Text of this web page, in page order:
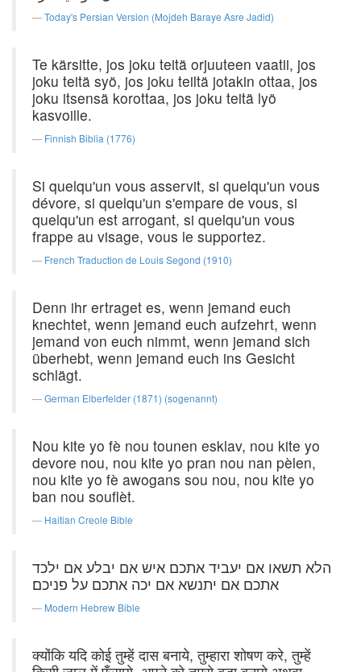
Today's Persian Version (Mojdeh Baraye Asre Jadid)
Te kärsitte, jos joku teitä orjuuteen vaatii, jos
joku teitä syö, jos joku teiltä jotakin ottaa, jos
joku itsensä korottaa, jos joku teitä lyö
kasvoille.
Finnish Biblia (1776)
Si quelqu'un vous asservit, si quelqu'un vous
dévore, si quelqu'un s'empare de vous, si
quelqu'un est arrogant, si quelqu'un vous
frappe au visage, vous le supportez.
French Traduction de Louis Segond (1910)
Denn ihr ertraget es, wenn jemand euch
knechtet, wenn jemand euch aufzehrt, wenn
jemand von euch nimmt, wenn jemand sich
überhebt, wenn jemand euch ins Gesicht
schlägt.
German Elberfelder (1871) (sogenannt)
Nou kite yo fè nou tounen esklav, nou kite yo
devore nou, nou kite yo pran nou nan pèlen,
nou kite yo fè awogans sou nou, nou kite yo
ban nou souflèt.
Haitian Creole Bible
הלא תשאו אם יעביד אתכם איש אם יבלע אם ילכד
אתכם אם יתנשא אם יכה אתכם על פניכם׃
Modern Hebrew Bible
क्योंकि यदि कोई तुम्हें दास बनाये, तुम्हारा शोषण करे, तुम्हें